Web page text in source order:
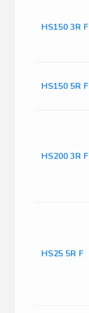
HS150 3R F
HS150 5R F
HS200 3R F
HS25 5R F